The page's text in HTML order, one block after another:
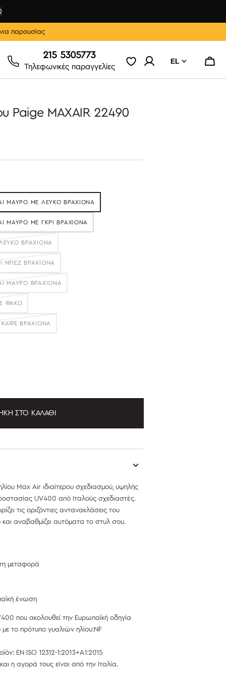
παρουσίας
215 5305773
Τηλεφωνικές παραγγελίες
EL
Paige MAXAIR 22490
ΜΑΎΡΟ ΜΕ ΛΕΥΚΌ ΒΡΑΧΊΟΝΑ
ΜΑΎΡΟ ΜΕ ΓΚΡΙ ΒΡΑΧΊΟΝΑ
ΒΡΑΧΊΟΝΑ
ΜΠΕΖ ΒΡΑΧΊΟΝΑ
ΜΑΎΡΟ ΒΡΑΧΊΟΝΑ
ΦΑΚΌ
ΒΡΑΧΊΟΝΑ
ΣΤΟ ΚΑΛΆΘΙ
Max Air ιδιαίτερου σχεδιασμού, υψηλής
UV400 από Ιταλούς σχεδιαστές.
τις οριζόντιες αντανακλάσεις του
αναβαθμίζει αυτόματα το στυλ σου.
μεταφορά
ένωση
που ακολουθεί την Ευρωπαϊκή οδηγία
το πρότυπο γυαλιών ηλίου:NF
EN ISO 12312-1:2013+A1:2015
η αγορά τους είναι από την Ιταλία.